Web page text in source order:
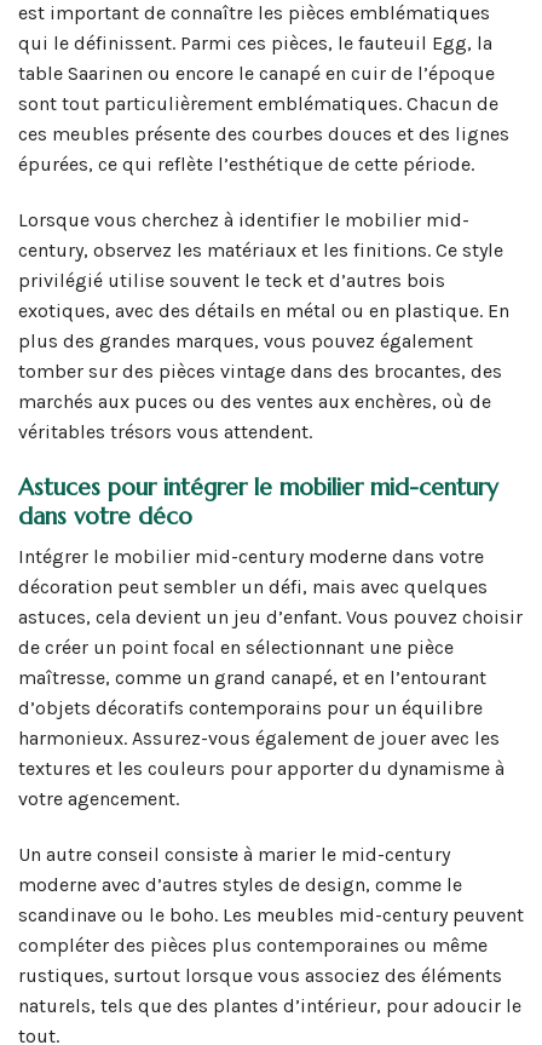
est important de connaître les pièces emblématiques
qui le définissent. Parmi ces pièces, le fauteuil Egg, la
table Saarinen ou encore le canapé en cuir de l’époque
sont tout particulièrement emblématiques. Chacun de
ces meubles présente des courbes douces et des lignes
épurées, ce qui reflète l’esthétique de cette période.
Lorsque vous cherchez à identifier le mobilier mid-
century, observez les matériaux et les finitions. Ce style
privilégié utilise souvent le teck et d’autres bois
exotiques, avec des détails en métal ou en plastique. En
plus des grandes marques, vous pouvez également
tomber sur des pièces vintage dans des brocantes, des
marchés aux puces ou des ventes aux enchères, où de
véritables trésors vous attendent.
Astuces pour intégrer le mobilier mid-century
dans votre déco
Intégrer le mobilier mid-century moderne dans votre
décoration peut sembler un défi, mais avec quelques
astuces, cela devient un jeu d’enfant. Vous pouvez choisir
de créer un point focal en sélectionnant une pièce
maîtresse, comme un grand canapé, et en l’entourant
d’objets décoratifs contemporains pour un équilibre
harmonieux. Assurez-vous également de jouer avec les
textures et les couleurs pour apporter du dynamisme à
votre agencement.
Un autre conseil consiste à marier le mid-century
moderne avec d’autres styles de design, comme le
scandinave ou le boho. Les meubles mid-century peuvent
compléter des pièces plus contemporaines ou même
rustiques, surtout lorsque vous associez des éléments
naturels, tels que des plantes d’intérieur, pour adoucir le
tout.